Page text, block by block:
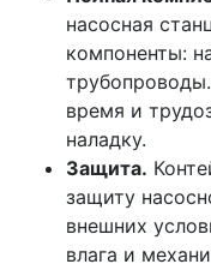
насосная
компоненты:
время и
наладку.
Защита.
защиту
внешних
влага и